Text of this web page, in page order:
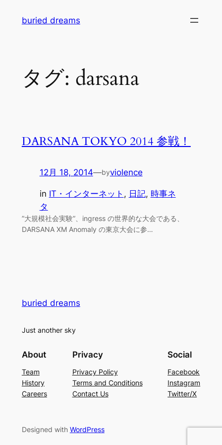
buried dreams
タグ: darsana
DARSANA TOKYO 2014 参戦！
12月 18, 2014—byviolence
in IT・インターネット , 日記, 時事ネ
タ
”大規模社会実験”、ingress の世界的な大会である、
DARSANA XM Anomaly の東京大会に参…
buried dreams
Just another sky
About
Team
History
Careers
Privacy
Privacy Policy
Terms and Conditions
Contact Us
Social
Facebook
Instagram
Twitter/X
Designed with WordPress